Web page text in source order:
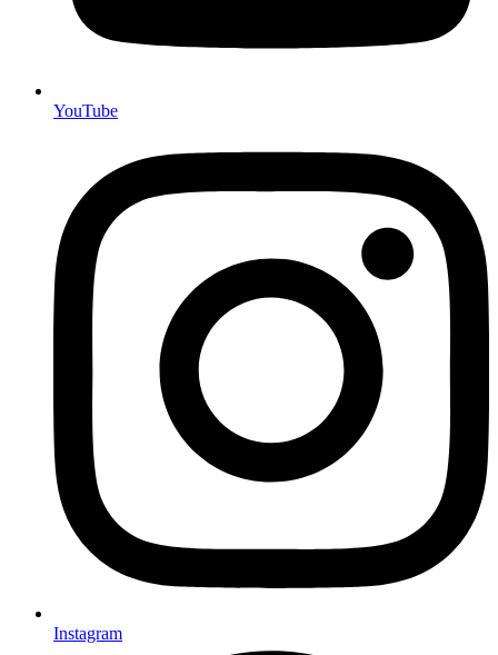
YouTube
Instagram